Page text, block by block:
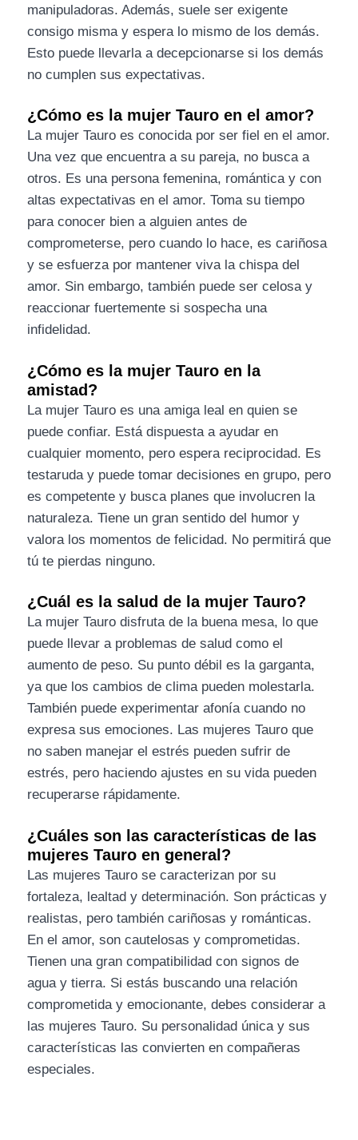
manipuladoras. Además, suele ser exigente
consigo misma y espera lo mismo de los demás.
Esto puede llevarla a decepcionarse si los demás
no cumplen sus expectativas.
¿Cómo es la mujer Tauro en el amor?
La mujer Tauro es conocida por ser fiel en el amor.
Una vez que encuentra a su pareja, no busca a
otros. Es una persona femenina, romántica y con
altas expectativas en el amor. Toma su tiempo
para conocer bien a alguien antes de
comprometerse, pero cuando lo hace, es cariñosa
y se esfuerza por mantener viva la chispa del
amor. Sin embargo, también puede ser celosa y
reaccionar fuertemente si sospecha una
infidelidad.
¿Cómo es la mujer Tauro en la
amistad?
La mujer Tauro es una amiga leal en quien se
puede confiar. Está dispuesta a ayudar en
cualquier momento, pero espera reciprocidad. Es
testaruda y puede tomar decisiones en grupo, pero
es competente y busca planes que involucren la
naturaleza. Tiene un gran sentido del humor y
valora los momentos de felicidad. No permitirá que
tú te pierdas ninguno.
¿Cuál es la salud de la mujer Tauro?
La mujer Tauro disfruta de la buena mesa, lo que
puede llevar a problemas de salud como el
aumento de peso. Su punto débil es la garganta,
ya que los cambios de clima pueden molestarla.
También puede experimentar afonía cuando no
expresa sus emociones. Las mujeres Tauro que
no saben manejar el estrés pueden sufrir de
estrés, pero haciendo ajustes en su vida pueden
recuperarse rápidamente.
¿Cuáles son las características de las
mujeres Tauro en general?
Las mujeres Tauro se caracterizan por su
fortaleza, lealtad y determinación. Son prácticas y
realistas, pero también cariñosas y románticas.
En el amor, son cautelosas y comprometidas.
Tienen una gran compatibilidad con signos de
agua y tierra. Si estás buscando una relación
comprometida y emocionante, debes considerar a
las mujeres Tauro. Su personalidad única y sus
características las convierten en compañeras
especiales.